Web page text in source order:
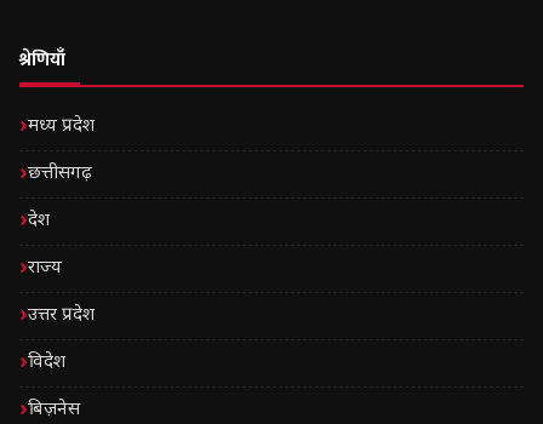
श्रेणियाँ
मध्य प्रदेश
छत्तीसगढ़
देश
राज्य
उत्तर प्रदेश
विदेश
बिज़नेस